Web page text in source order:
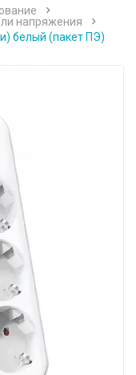
напряжения
белый (пакет ПЭ)